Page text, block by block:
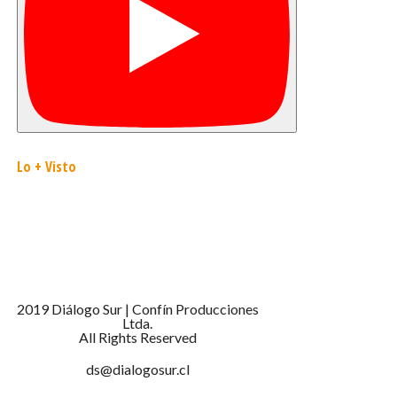
reiterando el interés por contribuir al desarrollo de zonas
tan aisladas y extremas como lo son Tierra del Fuego y
Navarino, concluyó.
—
Lo + Visto
2019 Diálogo Sur | Confín Producciones
Ltda.
All Rights Reserved
ds@dialogosur.cl